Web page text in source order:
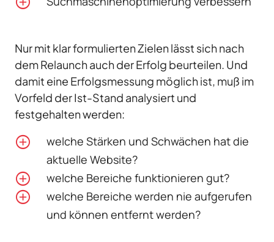
Nur mit klar formulierten Zielen lässt sich nach
dem Relaunch auch der Erfolg beurteilen. Und
damit eine Erfolgsmessung möglich ist, muß im
Vorfeld der Ist-Stand analysiert und
festgehalten werden:
welche Stärken und Schwächen hat die
aktuelle Website?
welche Bereiche funktionieren gut?
welche Bereiche werden nie aufgerufen
und können entfernt werden?